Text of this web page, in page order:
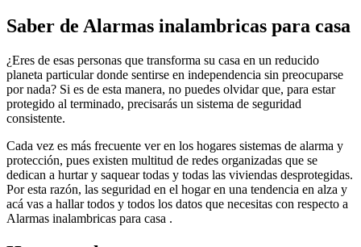
Saber de Alarmas inalambricas para casa
¿Eres de esas personas que transforma su casa en un reducido
planeta particular donde sentirse en independencia sin preocuparse
por nada? Si es de esta manera, no puedes olvidar que, para estar
protegido al terminado, precisarás un sistema de seguridad
consistente.
Cada vez es más frecuente ver en los hogares sistemas de alarma y
protección, pues existen multitud de redes organizadas que se
dedican a hurtar y saquear todas y todas las viviendas desprotegidas.
Por esta razón, las seguridad en el hogar en una tendencia en alza y
acá vas a hallar todos y todos los datos que necesitas con respecto a
Alarmas inalambricas para casa .